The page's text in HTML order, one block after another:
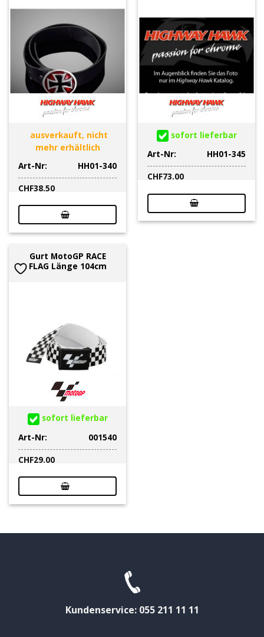
ausverkauft, nicht
mehr erhältlich
Art-Nr:
HH01-340
CHF38.50
sofort lieferbar
Art-Nr:
HH01-345
CHF73.00
Gurt MotoGP RACE
FLAG Länge 104cm
sofort lieferbar
Art-Nr:
001540
CHF29.00
Kundenservice: 055 211 11 11